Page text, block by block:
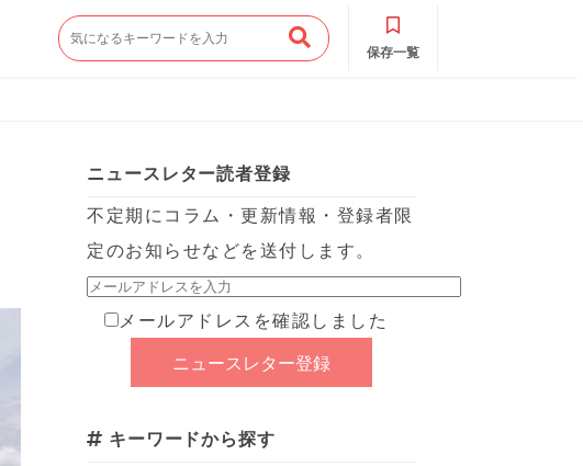
保存一覧
ニュースレター読者登録
不定期にコラム・更新情報・登録者限
定のお知らせなどを送付します。
メールアドレスを確認しました
キーワードから探す